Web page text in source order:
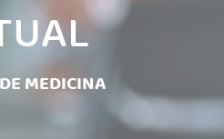
MEDICINA